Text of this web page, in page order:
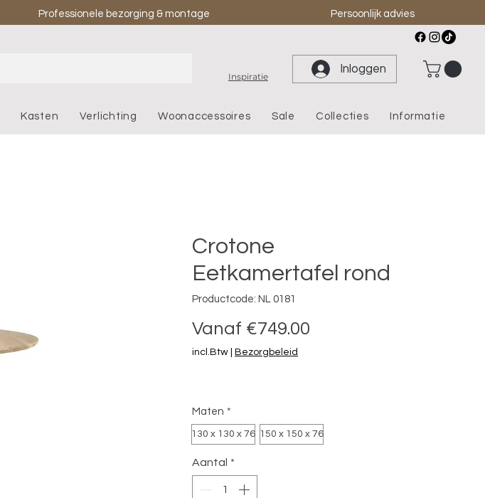
Professionele bezorging & montage Persoonlijk advies
Inspiratie
Inloggen
Kasten Verlichting Woonaccessoires Sale Collecties Informatie
Crotone
Eetkamertafel rond
Productcode: NL 0181
Vanaf €749.00
incl.Btw Bezorgbeleid
Maten *
130 x 130 x 76 150 x 150 x 76
Aantal *